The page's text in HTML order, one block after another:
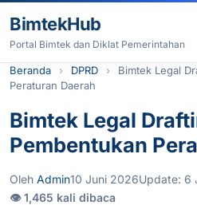
BimtekHub
Portal Bimtek dan Diklat Pemerintahan
Beranda DPRD
Bimtek Legal
Peraturan Daerah
Bimtek Legal
Pembentukan
Oleh Admin10 Juni 2026Update: 6
👁 1,465 kali dibaca